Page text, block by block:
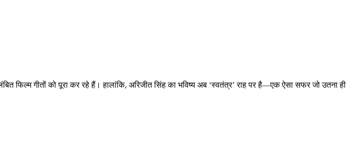
गीतों को पूरा कर रहे हैं। हालांकि, अरिजीत सिंह का भविष्य अब ‘स्वतंत्र’ राह पर है—एक ऐसा सफर जो उतना ही